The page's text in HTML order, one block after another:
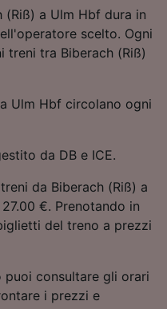
a Ulm Hbf dura in
scelto. Ogni
tra Biberach (Riß)
Ulm Hbf circolano ogni
da DB e ICE.
da Biberach (Riß) a
€. Prenotando in
del treno a prezzi
consultare gli orari
i prezzi e
precisi.
del
dispositivo e/o
ricerche sul